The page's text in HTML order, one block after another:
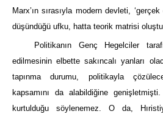
Marx’ın sırasıyla modern devleti,
düşündüğü ufku, hatta teorik matrisi
Politikanın Genç Hegelciler
edilmesinin elbette sakıncalı yanları
tapınma durumu, politikayla
kapsamını da alabildiğine
kurtulduğu söylenemez. O da,